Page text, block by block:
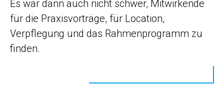
Es war dann auch nicht schwer, Mitwirkende
für die Praxisvorträge, für Location,
Verpflegung und das Rahmenprogramm zu
finden.